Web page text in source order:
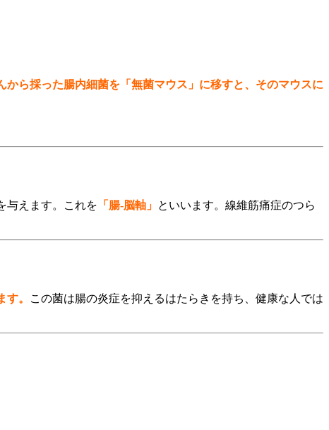
から採った腸内細菌を「無菌マウス」に移すと、そのマウスに
与えます。これを 「腸-脳軸」 といいます。線維筋痛症のつら
。
この菌は腸の炎症を抑えるはたらきを持ち、健康な人では